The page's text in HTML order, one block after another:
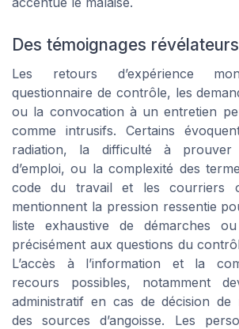
Des témoignages révélateurs
Les retours d’expérience
questionnaire de contrôle, les
ou la convocation à un entretien
comme intrusifs. Certains
radiation, la difficulté à prouver
d’emploi, ou la complexité des
code du travail et les courriers
mentionnent la pression ressentie
liste exhaustive de démarches
précisément aux questions du
L’accès à l’information et la
recours possibles, notamment
administratif en cas de décision de
des sources d’angoisse. Les